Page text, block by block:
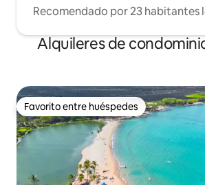
Recomendado por 23 habitantes
Alquileres de
Favorito entre huéspedes
Favorito entre huéspedes